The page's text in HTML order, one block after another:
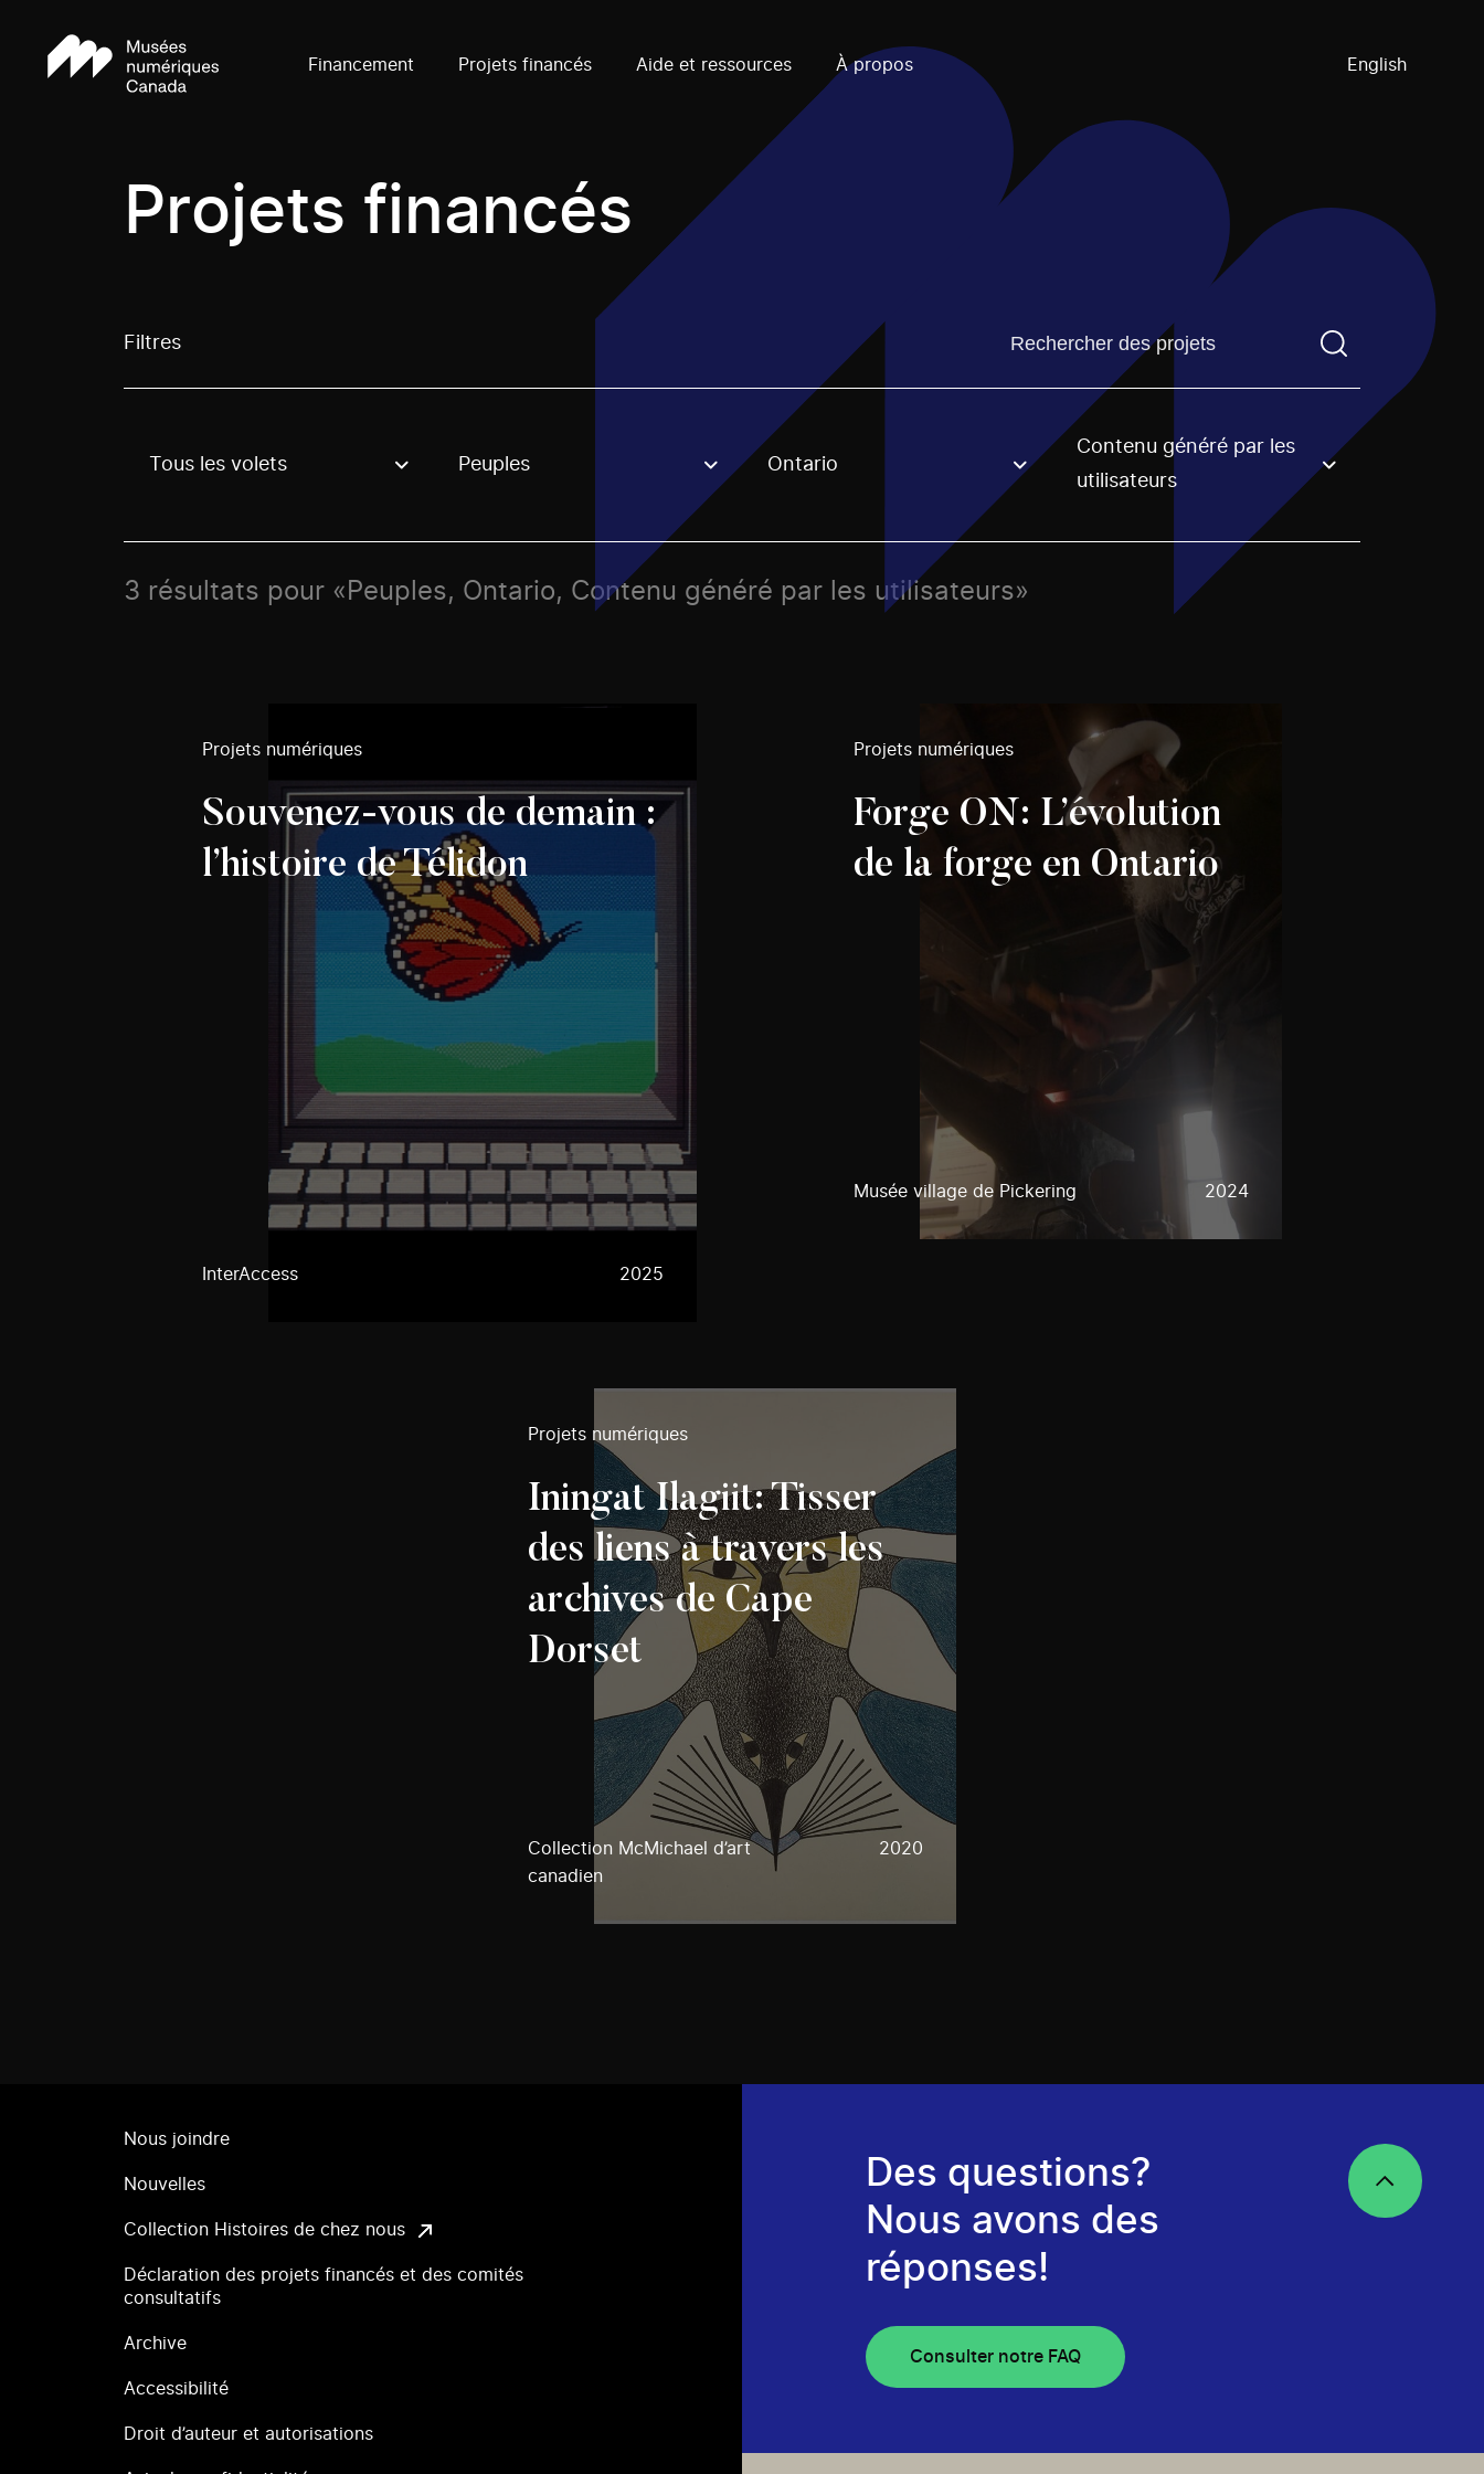
Financement Projets financés Aide et ressources À propos English
Projets financés
Filtres Trouvez un projetVous devez saisir un terme de
Use these options to filter projects by topic, stream or regon. The filter will be applied when selecting an option.
Tous les volets Peuples Ontario
Contenu généré par les
utilisateurs
3 résultats pour «Peuples, Ontario, Contenu généré par les utilisateurs»
Projets numériques
Souvenez-vous de demain :
l’histoire de Télidon
InterAccess 2025
Projets numériques
Forge ON: L’évolution
de la forge en Ontario
Musée village de Pickering 2024
Projets numériques
Iningat Ilagiit: Tisser
des liens à travers les
archives de Cape
Dorset
Collection McMichael d’art
canadien
2020
Nous joindre
Nouvelles
Collection Histoires de chez nous
Déclaration des projets financés et des comités
consultatifs
Archive
Accessibilité
Droit d’auteur et autorisations
Des questions?
Nous avons des
réponses!
Consulter notre FAQ